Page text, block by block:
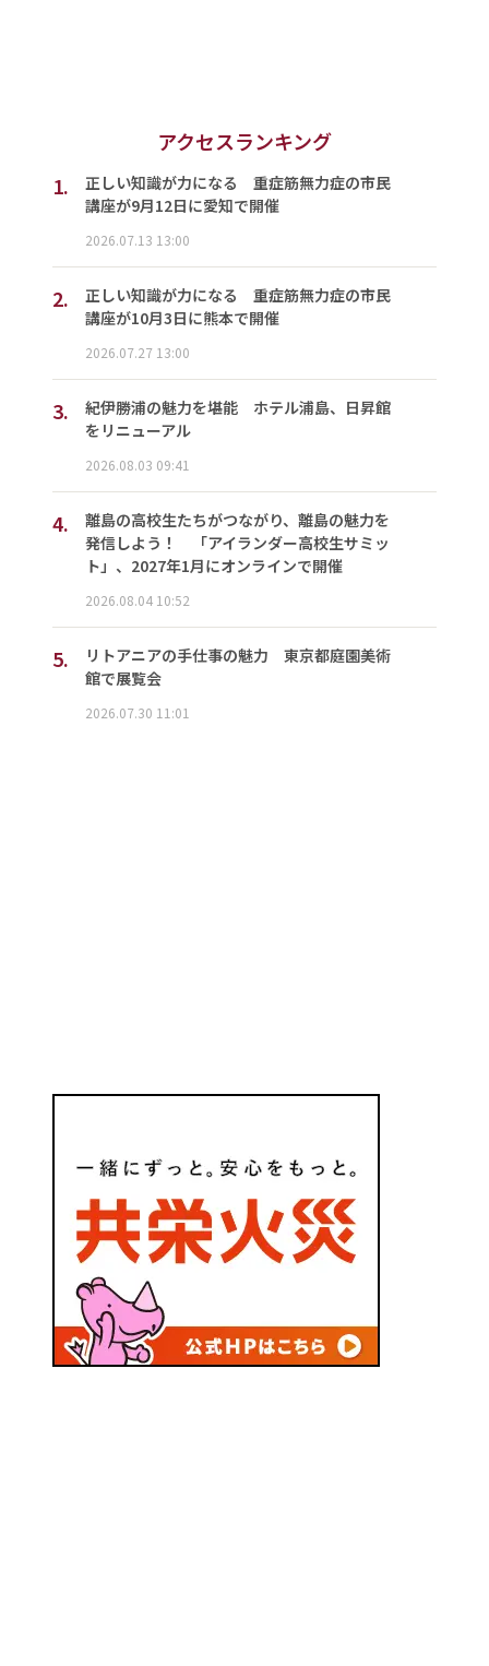
アクセスランキング
1.
正しい知識が力になる 重症筋無力症の市民
講座が9月12日に愛知で開催
2026.07.13 13:00
2.
正しい知識が力になる 重症筋無力症の市民
講座が10月3日に熊本で開催
2026.07.27 13:00
3.
紀伊勝浦の魅力を堪能 ホテル浦島、日昇館
をリニューアル
2026.08.03 09:41
4.
離島の高校生たちがつながり、離島の魅力を
発信しよう！ 「アイランダー高校生サミッ
ト」、2027年1月にオンラインで開催
2026.08.04 10:52
5.
リトアニアの手仕事の魅力 東京都庭園美術
館で展覧会
2026.07.30 11:01